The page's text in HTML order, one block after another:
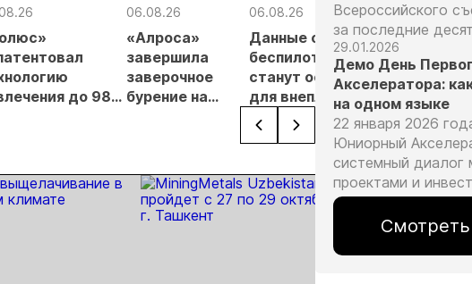
до 98%
06.08.26
«Алроса»
завершила
заверочное
бурение на
06.08.26
Данные с
беспилотников
станут основанием
для внеплановых
проверок
недропользователей
05.08.26
Добыча
золота
на
первом
Всероссийского
за последние
29.01.2026
Демо День
Акселератора:
на одном языке
22 января 2026
Юниорный
системный
проектами и